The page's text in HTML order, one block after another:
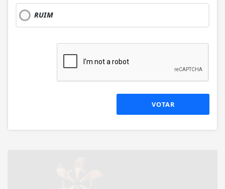
RUIM
VOTAR